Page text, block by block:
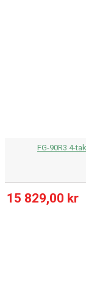
FG-90R3 4-
15 829,00 kr